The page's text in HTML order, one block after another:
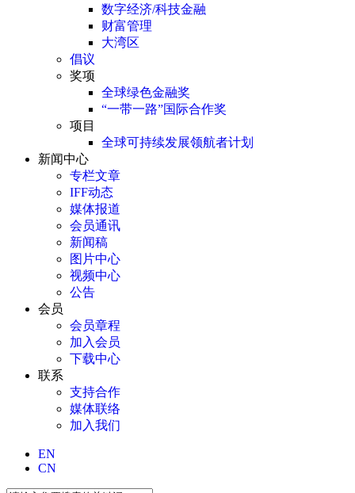
数字经济/科技金融
财富管理
大湾区
倡议
奖项
全球绿色金融奖
“一带一路”国际合作奖
项目
全球可持续发展领航者计划
新闻中心
专栏文章
IFF动态
媒体报道
会员通讯
新闻稿
图片中心
视频中心
公告
会员
会员章程
加入会员
下载中心
联系
支持合作
媒体联络
加入我们
EN
CN